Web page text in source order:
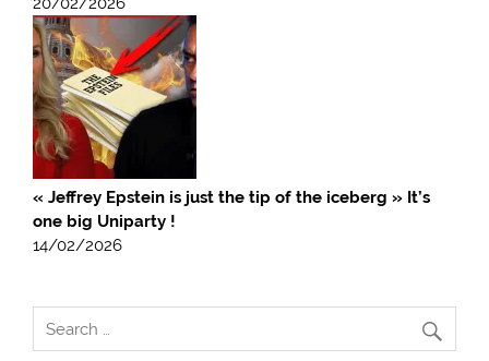
« Jeffrey Epstein is just the tip of the iceberg » It’s
one big Uniparty !
14/02/2026